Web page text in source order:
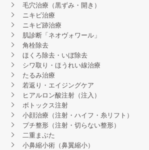
毛穴治療（黒ずみ・開き）
ニキビ治療
ニキビ跡治療
肌診断「ネオヴォワール」
角栓除去
ほくろ除去・いぼ除去
シワ取り・ほうれい線治療
たるみ治療
若返り・エイジングケア
ヒアルロン酸注射（注入）
ボトックス注射
小顔治療（注射・ハイフ・糸リフト）
プチ整形（注射・切らない整形）
二重まぶた
小鼻縮小術（鼻翼縮小）